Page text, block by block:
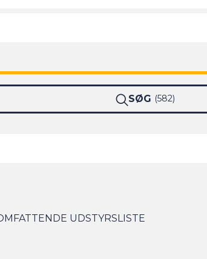
SØG 582
UDSTYRSLISTE